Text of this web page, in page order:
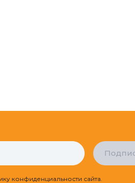
конфиденциальности сайта.